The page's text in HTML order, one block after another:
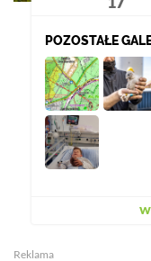
POZOSTAŁE
Reklama